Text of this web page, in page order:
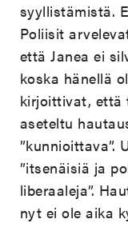
syyllistämistä.
Poliisit
että Janea ei
koska hänellä
kirjoittivat, että
aseteltu
”kunnioittava”.
”itsenäisiä ja
liberaaleja”.
nyt ei ole aika